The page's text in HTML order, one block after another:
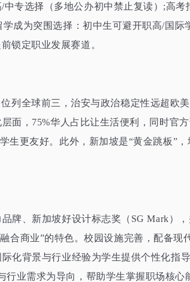
/中专选择（多地公办初中禁止复读）;高考
成为突围选择：初中生可避开职高/国际
锁定职业发展赛道。
列全球前三，治安与政治稳定性远超欧
面， 75%华人占比让生活便利，同时官
生更友好。此外，新加坡是“黄金跳板”，
牌、新加坡好设计标志奖（ SG Mark）
商业”的特色。校园设施完善，配备现
化背景与行业经验为学生提供个性化指
业需求为导向，帮助学生掌握职场核心